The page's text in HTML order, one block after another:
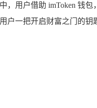
，用户借助 imToken 钱
户一把开启财富之门的